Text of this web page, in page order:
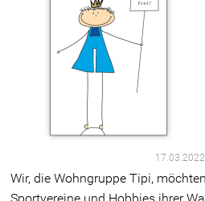
JUVANDIA - der
Kooperations Gremien
Stationäre Angebote
Ambulante Angebote
17.03.2022
Wir, die Wohngruppe Tipi,